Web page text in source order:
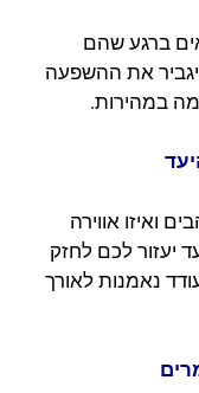
ברגע שהם
את ההשפעה
במהירות.
ואיזו אווירה
יעזור לכם לחזק
נאמנות לאורך